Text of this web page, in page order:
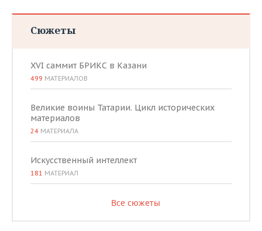
Сюжеты
XVI саммит БРИКС в Казани
499 МАТЕРИАЛОВ
Великие воины Татарии. Цикл исторических
материалов
24 МАТЕРИАЛА
Искусственный интеллект
181 МАТЕРИАЛ
Все сюжеты